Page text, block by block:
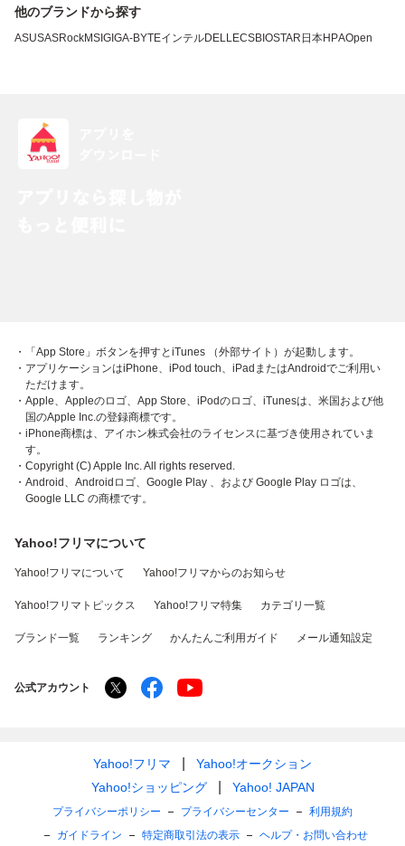
他のブランドから探す
ASUSASRockMSI GIGA-BYTEインテルDELLECSBIOSTAR 日本HPAOpen
・「App Store」ボタンを押すとiTunes （外部サイト）が起動します。
・アプリケーションはiPhone、iPod touch、iPadまたはAndroidでご利用い
ただけます。
・Apple、Appleのロゴ、App Store、iPodのロゴ、iTunesは、米国および他
国のApple Inc.の登録商標です。
・iPhone商標は、アイホン株式会社のライセンスに基づき使用されていま
す。
・Copyright (C) Apple Inc. All rights reserved.
・Android、Androidロゴ、Google Play 、および Google Play ロゴは、
Google LLC の商標です。
Yahoo!フリマについて
Yahoo!フリマについて Yahoo!フリマからのお知らせ
Yahoo!フリマトピックス Yahoo!フリマ特集 カテゴリ一覧
ブランド一覧 ランキング かんたんご利用ガイド メール通知設定
公式アカウント
Yahoo!フリマ
Yahoo!オークション
Yahoo!ショッピング
Yahoo! JAPAN
プライバシーポリシー プライバシーセンター
利用規約
ガイドライン
特定商取引法の表示 ヘルプ・お問い合わせ